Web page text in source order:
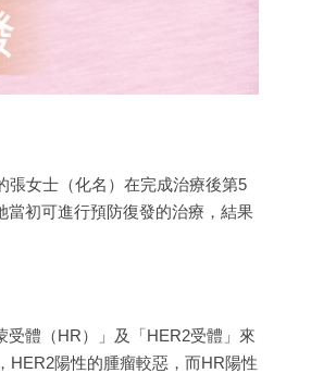
張女士（化名）在完成治療後第5
初可進行預防復發的治療，結果
體（HR）」及「HER2受體」來
HER2陽性的腫瘤較惡，而HR陽性